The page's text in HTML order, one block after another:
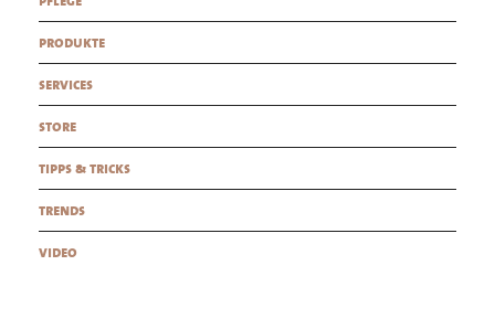
produkte
services
store
tipps & tricks
trends
video